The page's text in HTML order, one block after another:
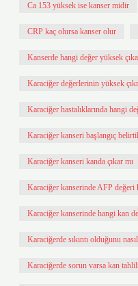
Ca 153 yüksek ise kanser midir
CRP kaç olursa kanser olur
Kanserde hangi değer yüksek
Karaciğer değerlerinin yüksek
Karaciğer hastalıklarında hangi
Karaciğer kanseri başlangıç
Karaciğer kanseri kanda çıkar mı
Karaciğer kanserinde AFP değeri
Karaciğer kanserinde hangi kan
Karaciğerde sıkıntı olduğunu
Karaciğerde sorun varsa kan